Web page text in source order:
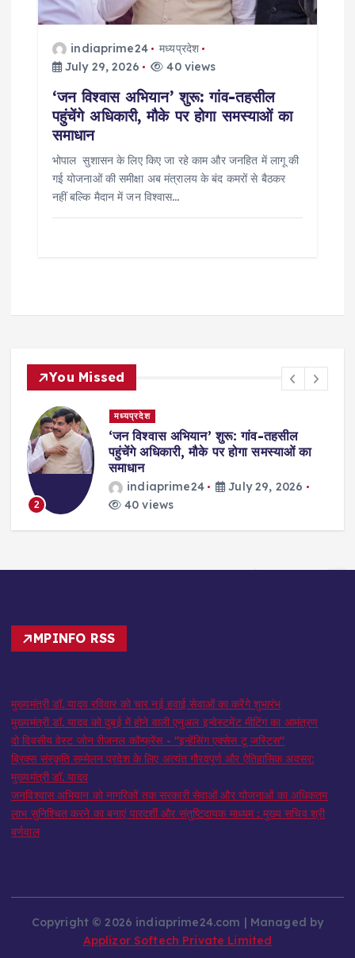
indiaprime24
मध्यप्रदेश
July 29, 2026
40 views
‘जन विश्वास अभियान’ शुरू: गांव-तहसील
पहुंचेंगे अधिकारी, मौके पर होगा समस्याओं का
समाधान
भोपाल सुशासन के लिए किए जा रहे काम और जनहित में लागू की
गई योजनाओं की समीक्षा अब मंत्रालय के बंद कमरों से बैठकर
नहीं बल्कि मैदान में जन विश्वास…
You Missed
2
मध्यप्रदेश
‘जन विश्वास अभियान’ शुरू: गांव-तहसील
पहुंचेंगे अधिकारी, मौके पर होगा समस्याओं का
समाधान
indiaprime24
July 29, 2026
40 views
MPINFO RSS
मुख्यमंत्री डॉ. यादव रविवार को चार नई हवाई सेवाओं का करेंगे शुभारंभ
मुख्यमंत्री डॉ. यादव को दुबई में होने वाली एनुअल इन्वेस्टमेंट मीटिंग का आमंत्रण
दो दिवसीय वेस्ट जोन रीजनल कॉन्फ्रेंस - "इन्हेंसिंग एक्सेस टू जस्टिस"
ब्रिक्स संस्कृति सम्मेलन प्रदेश के लिए अत्यंत गौरवपूर्ण और ऐतिहासिक अवसर:
मुख्यमंत्री डॉ. यादव
जनविश्वास अभियान को नागरिकों तक सरकारी सेवाओं और योजनाओं का अधिकतम
लाभ सुनिश्चित करने का बनाएं पारदर्शी और संतुष्टिदायक माध्यम : मुख्य सचिव श्री
बर्णवाल
Copyright © 2026 indiaprime24.com | Managed by
Applizor Softech Private Limited